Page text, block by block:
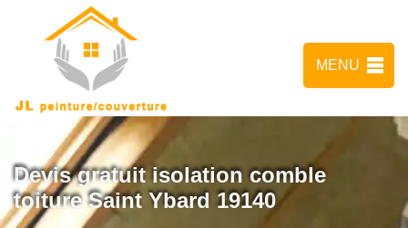
MENU
Devis gratuit isolation comble
toiture Saint Ybard 19140